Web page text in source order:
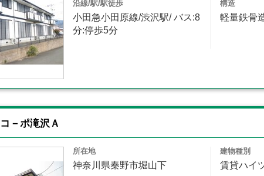
沿線/駅/駅徒歩
小田急小田原線/渋沢駅/ バス:8
分:停歩5分
構造
軽量鉄骨
コ－ポ滝沢Ａ
所在地
神奈川県秦野市堀山下
建物種別
賃貸ハイ